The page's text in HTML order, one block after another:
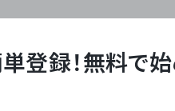
株式会社は、ビジネスオートメ
RPA・OCRなどの技術をノーコー
やデスクワークを自動化するサー
登録！無料で